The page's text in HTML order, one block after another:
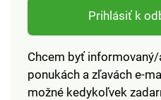
Prihlásiť k
Chcem byť
ponukách a zľavách e-
možné kedykoľvek